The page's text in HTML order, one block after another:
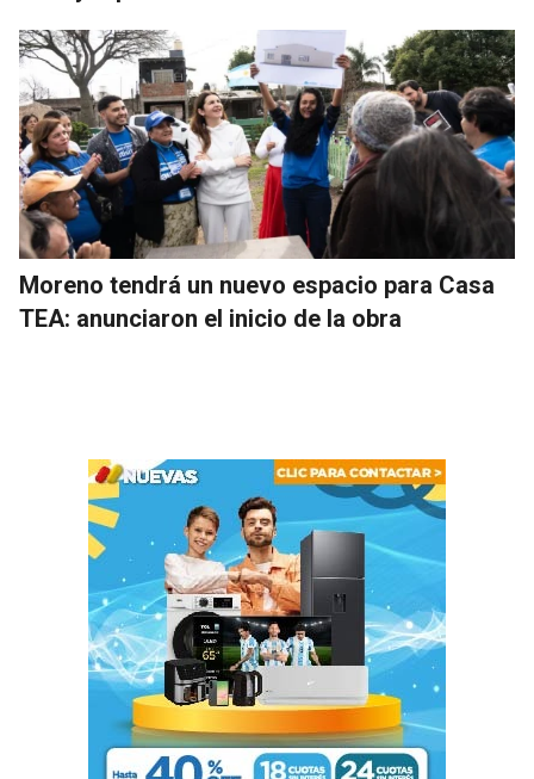
Moreno tendrá un nuevo espacio para Casa
TEA: anunciaron el inicio de la obra